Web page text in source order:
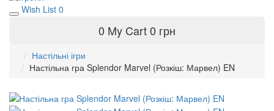
Wish List 0
0 My Cart0 грн
Настільні ігри
Настільна гра Splendor Marvel (Розкіш: Марвел) EN